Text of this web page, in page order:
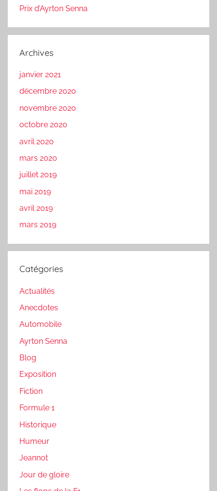
Prix d’Ayrton Senna
Archives
janvier 2021
décembre 2020
novembre 2020
octobre 2020
avril 2020
mars 2020
juillet 2019
mai 2019
avril 2019
mars 2019
Catégories
Actualités
Anecdotes
Automobile
Ayrton Senna
Blog
Exposition
Fiction
Formule 1
Historique
Humeur
Jeannot
Jour de gloire